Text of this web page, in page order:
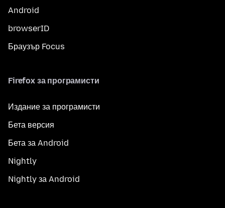
Android
browserID
Браузър Focus
Firefox за програмисти
Издание за програмисти
Бета версия
Бета за Android
Nightly
Nightly за Android